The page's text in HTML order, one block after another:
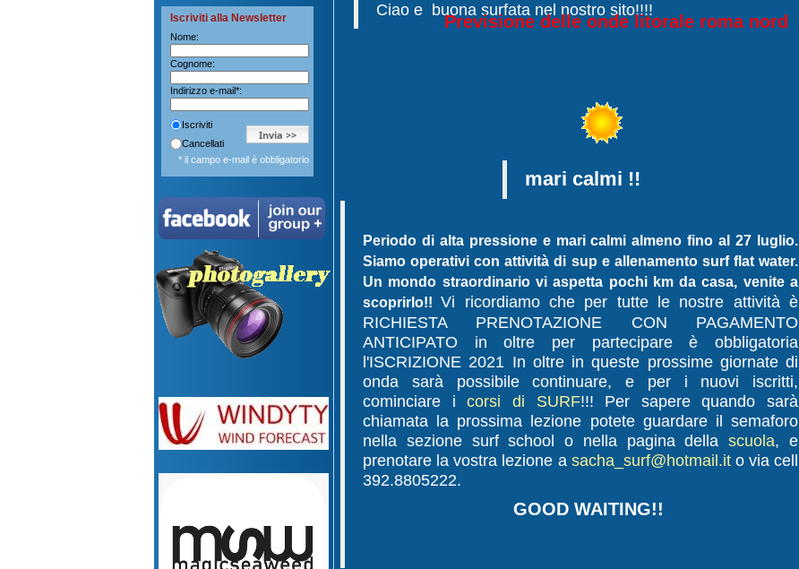
Iscriviti alla Newsletter
Nome:
Cognome:
Indirizzo e-mail*:
Iscriviti
Cancellati
* il campo e-mail è obbligatorio
Ciao e buona surfata nel nostro sito!!!!
Previsione delle onde litorale roma nord
Periodo di alta pressione e mari calmi almeno fino al 27 luglio.
Siamo operativi con attività di sup e allenamento surf flat water.
Un mondo straordinario vi aspetta pochi km da casa, venite a
scoprirlo!!Vi ricordiamo che per tutte le nostre attività è
RICHIESTA PRENOTAZIONE CON PAGAMENTO
ANTICIPATO in oltre per partecipare è obbligatoria
l'ISCRIZIONE 2021 In oltre in queste prossime giornate di
onda sarà possibile continuare, e per i nuovi iscritti,
cominciare icorsi di SURF!!! Per sapere quando sarà
chiamata la prossima lezione potete guardare il semaforo
nella sezione surf school o nella pagina della scuola, e
prenotare la vostra lezione a sacha_surf@hotmail.ito via cell
392.8805222.
GOOD WAITING!!
mari calmi !!